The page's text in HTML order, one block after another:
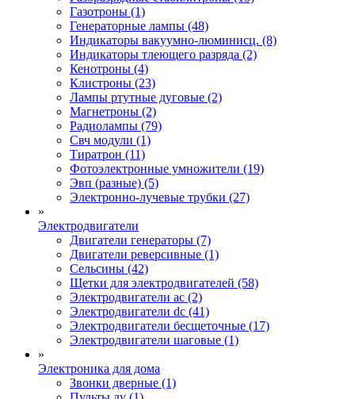
Газотроны (1)
Генераторные лампы (48)
Индикаторы вакуумно-люминисц. (8)
Индикаторы тлеющего разряда (2)
Кенотроны (4)
Клистроны (23)
Лампы ртутные дуговые (2)
Магнетроны (2)
Радиолампы (79)
Свч модули (1)
Тиратрон (11)
Фотоэлектронные умножители (19)
Эвп (разные) (5)
Электронно-лучевые трубки (27)
»
Электродвигатели
Двигатели генераторы (7)
Двигатели реверсивные (1)
Сельсины (42)
Щетки для электродвигателей (58)
Электродвигатели ac (2)
Электродвигатели dc (41)
Электродвигатели бесщеточные (17)
Электродвигатели шаговые (1)
»
Электроника для дома
Звонки дверные (1)